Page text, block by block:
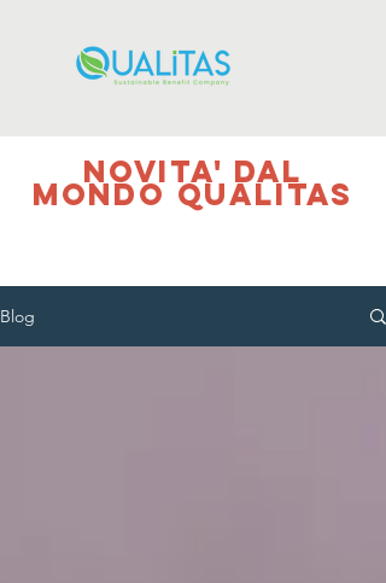
NOVITA' DAL
MONDO QUALITAS
Blog